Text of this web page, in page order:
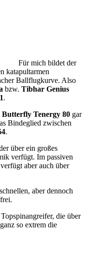
Für mich bildet der
katapultarmen
Ballflugkurve. Also
bzw. Tibhar Genius
.
Butterfly Tenergy 80 gar
Bindeglied zwischen
.
über ein großes
verfügt. Im passiven
aber auch über
aber dennoch
die über
so extrem die